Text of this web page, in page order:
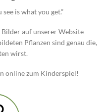
is what you get.”
Bilder auf unserer Website
Pflanzen sind genau die,
wirst.
online zum Kinderspiel!